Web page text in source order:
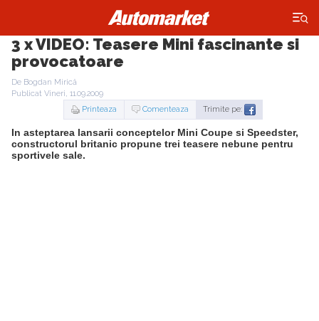
×
3 x VIDEO: Teasere Mini fascinante si
provocatoare
De Bogdan Mirică
Publicat Vineri, 11.09.2009
Printeaza
Comenteaza Trimite pe:
In asteptarea lansarii conceptelor Mini Coupe si Speedster,
constructorul britanic propune trei teasere nebune pentru
sportivele sale.